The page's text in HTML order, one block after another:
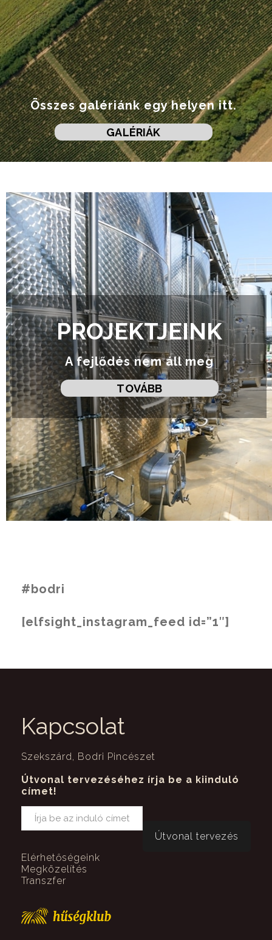
Összes galériánk egy helyen itt.
GALÉRIÁK
PROJEKTJEINK
A fejlődés nem áll meg
TOVÁBB
#bodri
[elfsight_instagram_feed id=”1″]
Kapcsolat
Szekszárd, Bodri Pincészet
Útvonal tervezéséhez írja be a kiinduló
címet!
Elérhetőségeink
Megközelítés
Transzfer